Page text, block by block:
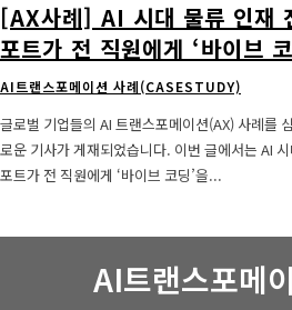
[AX사례] AI 시대 물류 인재
포트가 전 직원에게 ‘바이브
AI트랜스포메이션 사례(CASESTUDY)
글로벌 기업들의 AI 트랜스포메이션(AX) 사례를
로운 기사가 게재되었습니다. 이번 글에서는 AI
포트가 전 직원에게 ‘바이브 코딩’을...
AI트랜스포메